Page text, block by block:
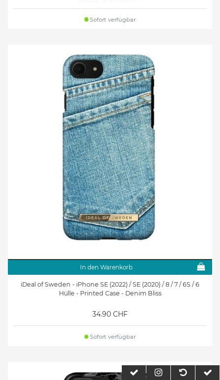
Sofort verfügbar
In den Warenkorb
iDeal of Sweden - iPhone SE (2022) / SE (2020) / 8 / 7 / 6S / 6
Hülle - Printed Case - Denim Bliss
34.90 CHF
Sofort verfügbar